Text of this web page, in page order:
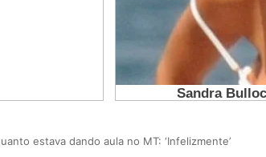
estava dando aula no MT: ‘Infelizmente’